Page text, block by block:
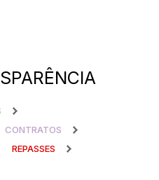
CONTRATOS
REPASSES